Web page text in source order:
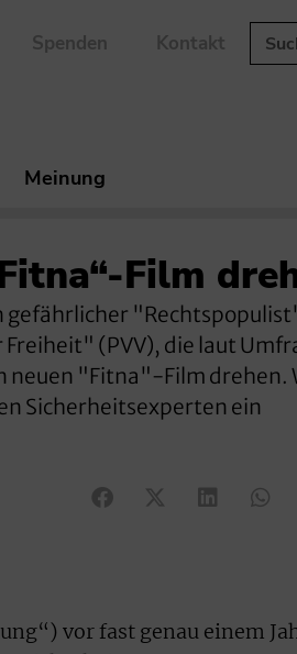
Spenden Kontakt
Meinung
Film
gefährlicher
(PVV), die laut
neuen "Fitna"-Film drehen.
Sicherheitsexperten ein
vor fast genau einem